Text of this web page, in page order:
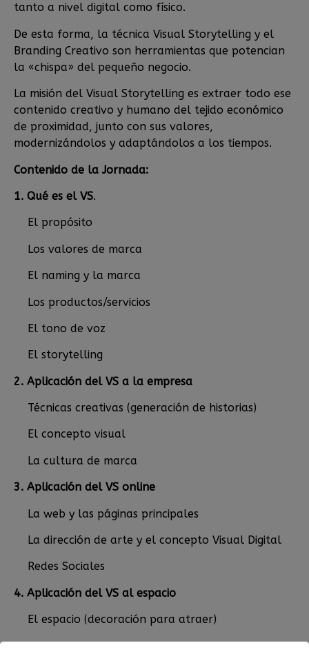
tanto a nivel digital como físico.
De esta forma, la técnica Visual Storytelling y el
Branding Creativo son herramientas que potencian
la «chispa» del pequeño negocio.
La misión del Visual Storytelling es extraer todo ese
contenido creativo y humano del tejido económico
de proximidad, junto con sus valores,
modernizándolos y adaptándolos a los tiempos.
Contenido de la Jornada:
1. Qué es el VS.
El propósito
Los valores de marca
El naming y la marca
Los productos/servicios
El tono de voz
El storytelling
2. Aplicación del VS a la empresa
Técnicas creativas (generación de historias)
El concepto visual
La cultura de marca
3. Aplicación del VS online
La web y las páginas principales
La dirección de arte y el concepto Visual Digital
Redes Sociales
4. Aplicación del VS al espacio
El espacio (decoración para atraer)
La tienda o local comercial